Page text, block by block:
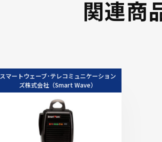
関連商
スマートウェーブ･テレコミュニケーション
ズ株式会社（Smart Wave）